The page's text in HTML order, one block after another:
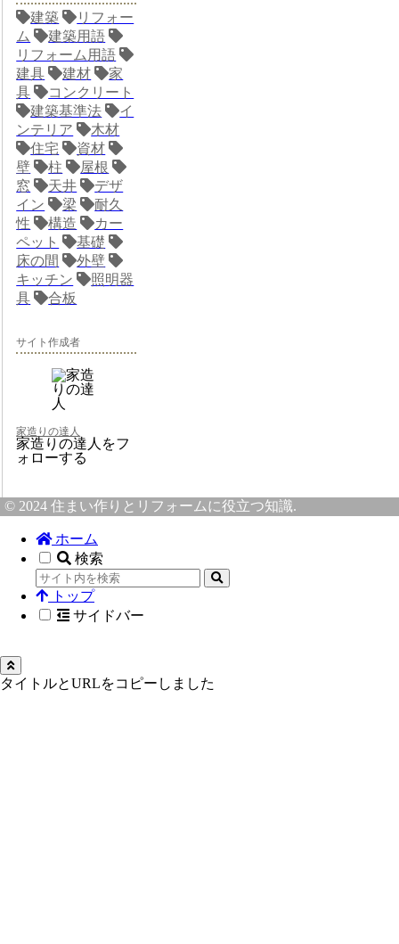
建築
リフォー
ム
建築用語
リフォーム用語
建具
建材
家
具
コンクリート
建築基準法
イ
ンテリア
木材
住宅
資材
壁
柱
屋根
窓
天井
デザ
イン
梁
耐久
性
構造
カー
ペット
基礎
床の間
外壁
キッチン
照明器
具
合板
サイト作成者
家造りの達人
家造りの達人をフ
ォローする
© 2024 住まい作りとリフォームに役立つ知識.
ホーム
検索
トップ
サイドバー
タイトルとURLをコピーしました